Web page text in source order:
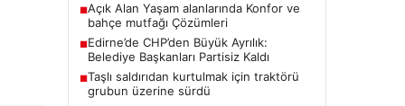
■Açık Alan Yaşam alanlarında Konfor ve
bahçe mutfağı Çözümleri
■Edirne’de CHP’den Büyük Ayrılık:
Belediye Başkanları Partisiz Kaldı
■Taşlı saldırıdan kurtulmak için traktörü
grubun üzerine sürdü